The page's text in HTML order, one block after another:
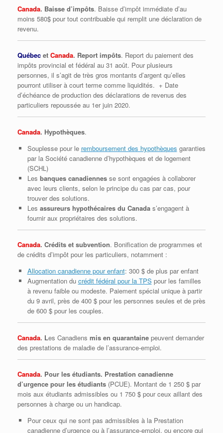
Canada. Baisse d’impôts. Baisse d’impôt immédiate d’au
moins 580$ pour tout contribuable qui remplit une déclaration de
revenu.
Québec et Canada. Report impôts. Report du paiement des
impôts provincial et fédéral au 31 août. Pour plusieurs
personnes, il s’agit de très gros montants d’argent qu’elles
pourront utiliser à court terme comme liquidités. + Date
d’échéance de production des déclarations de revenus des
particuliers repoussée au 1er juin 2020.
Canada. Hypothèques.
Souplesse pour le remboursement des hypothèques garanties
par la Société canadienne d’hypothèques et de logement
(SCHL)
Les banques canadiennesse sont engagées à collaborer
avec leurs clients, selon le principe du cas par cas, pour
trouver des solutions.
Les assureurs hypothécaires du Canadas’engagent à
fournir aux propriétaires des solutions.
Canada. Crédits et subvention. Bonification de programmes et
de crédits d’impôt pour les particuliers, notamment :
Allocation canadienne pour enfant: 300 $ de plus par enfant
Augmentation du crédit fédéral pour la TPS pour les familles
à revenu faible ou modeste. Paiement spécial unique à partir
du 9 avril, près de 400 $ pour les personnes seules et de près
de 600 $ pour les couples.
Canada. Les Canadiens mis en quarantaine peuvent demander
des prestations de maladie de l’assurance-emploi.
Canada. Pour les étudiants. Prestation canadienne
d’urgence pour les étudiants (PCUE). Montant de 1 250 $ par
mois aux étudiants admissibles ou 1 750 $ pour ceux aillant des
personnes à charge ou un handicap.
Pour ceux qui ne sont pas admissibles à la Prestation
canadienne d’urgence ou à l’assurance‑emploi, ou encore qui